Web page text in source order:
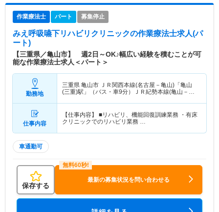
作業療法士 パート 募集停止
みえ呼吸嚥下リハビリクリニックの作業療法士求人(パ
ート)
【三重県／亀山市】 週2日～OK♪幅広い経験を積むことが可
能な作業療法士求人＜パート＞
勤務地
三重県 亀山市 ＪＲ関西本線(名古屋－亀山)「亀山
(三重)駅」（バス・車9分）ＪＲ紀勢本線(亀山－新
仕事内容
【仕事内容】 ■リハビリ、機能回復訓練業務 ・有床
クリニックでのリハビリ業務 …
車通勤可
保存する
最新の募集状況を問い合わせる